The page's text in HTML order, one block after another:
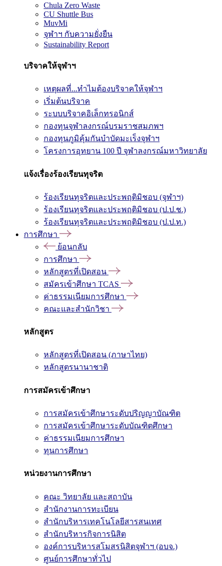
Chula Zero Waste
CU Shuttle Bus
MuvMi
จุฬาฯ กับความยั่งยืน
Sustainability Report
บริจาคให้จุฬาฯ
เหตุผลที่...ทำไมต้องบริจาคให้จุฬาฯ
เริ่มต้นบริจาค
ระบบบริจาคอิเล็กทรอนิกส์
กองทุนจุฬาลงกรณ์บรมราชสมภพฯ
กองทุนภูมิคุ้มกันบำบัดมะเร็งจุฬาฯ
โครงการอุทยาน 100 ปี จุฬาลงกรณ์มหาวิทยาลัย
แจ้งเรื่องร้องเรียนทุจริต
ร้องเรียนทุจริตและประพฤติมิชอบ (จุฬาฯ)
ร้องเรียนทุจริตและประพฤติมิชอบ (ป.ป.ช.)
ร้องเรียนทุจริตและประพฤติมิชอบ (ป.ป.ท.)
การศึกษา
ย้อนกลับ
การศึกษา
หลักสูตรที่เปิดสอน
สมัครเข้าศึกษา TCAS
ค่าธรรมเนียมการศึกษา
คณะและสำนักวิชา
หลักสูตร
หลักสูตรที่เปิดสอน (ภาษาไทย)
หลักสูตรนานาชาติ
การสมัครเข้าศึกษา
การสมัครเข้าศึกษาระดับปริญญาบัณฑิต
การสมัครเข้าศึกษาระดับบัณฑิตศึกษา
ค่าธรรมเนียมการศึกษา
ทุนการศึกษา
หน่วยงานการศึกษา
คณะ วิทยาลัย และสถาบัน
สำนักงานการทะเบียน
สำนักบริหารเทคโนโลยีสารสนเทศ
สำนักบริหารกิจการนิสิต
องค์การบริหารสโมสรนิสิตจุฬาฯ (อบจ.)
ศูนย์การศึกษาทั่วไป